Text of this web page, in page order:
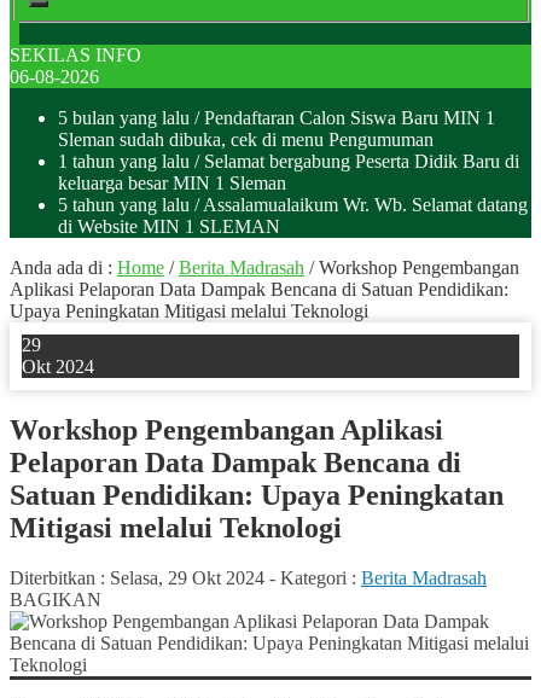
SEKILAS INFO
06-08-2026
5 bulan yang lalu / Pendaftaran Calon Siswa Baru MIN 1
Sleman sudah dibuka, cek di menu Pengumuman
1 tahun yang lalu / Selamat bergabung Peserta Didik Baru di
keluarga besar MIN 1 Sleman
5 tahun yang lalu / Assalamualaikum Wr. Wb. Selamat datang
di Website MIN 1 SLEMAN
Anda ada di : Home /Berita Madrasah /Workshop Pengembangan
Aplikasi Pelaporan Data Dampak Bencana di Satuan Pendidikan:
Upaya Peningkatan Mitigasi melalui Teknologi
29
Okt 2024
Workshop Pengembangan Aplikasi
Pelaporan Data Dampak Bencana di
Satuan Pendidikan: Upaya Peningkatan
Mitigasi melalui Teknologi
Diterbitkan : Selasa, 29 Okt 2024 - Kategori : Berita Madrasah
BAGIKAN